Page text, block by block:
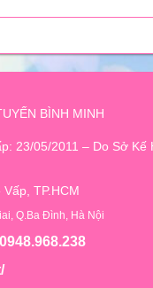
BÌNH MINH
23/05/2011 – Do Sở Kế
TP.HCM
Q.Ba Đình, Hà Nội